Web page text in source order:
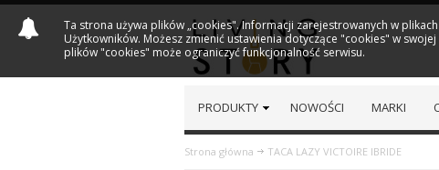
PRODUKTY NOWOŚCI MARKI
Strona główna TACA LAZY VICTOIRE IBRIDE
Ta strona używa plików „cookies". Informacji zarejestrowanych w
Użytkowników. Możesz zmienić ustawienia dotyczące "cookies" w
plików "cookies" może ograniczyć funkcjonalność serwisu.